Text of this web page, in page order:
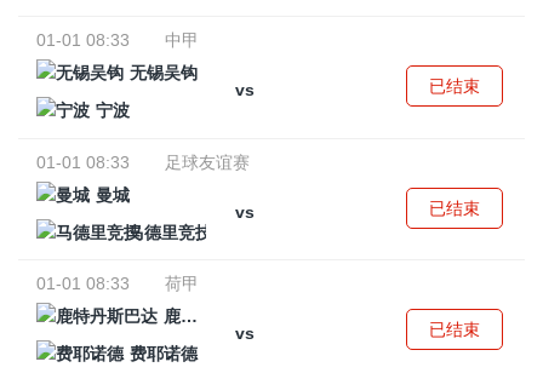
01-01 08:33
中甲
无锡吴钩
vs
宁波
已结束
01-01 08:33
足球友谊赛
曼城
vs
马德里竞技
已结束
01-01 08:33
荷甲
鹿特丹斯巴达
vs
费耶诺德
已结束